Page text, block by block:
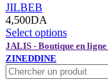
JILBEB
4,500DA
Select options
JALIS - Boutique en ligne
ZINEDDINE